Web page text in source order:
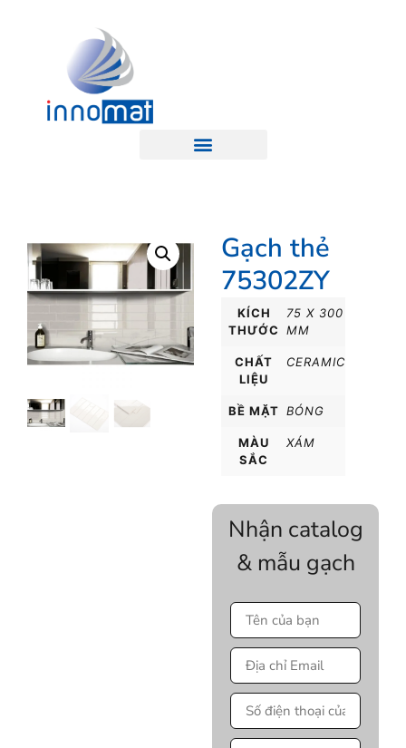
Gạch thẻ
75302ZY
KÍCH
THƯỚC
75 X 300
MM
CHẤT
LIỆU
CERAMIC
BỀ MẶT BÓNG
MÀU
SẮC
XÁM
Nhận catalog
& mẫu gạch